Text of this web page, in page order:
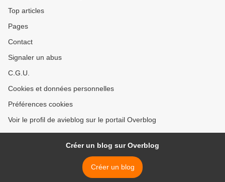
Top articles
Pages
Contact
Signaler un abus
C.G.U.
Cookies et données personnelles
Préférences cookies
Voir le profil de avieblog sur le portail Overblog
Créer un blog sur Overblog
Créer un blog